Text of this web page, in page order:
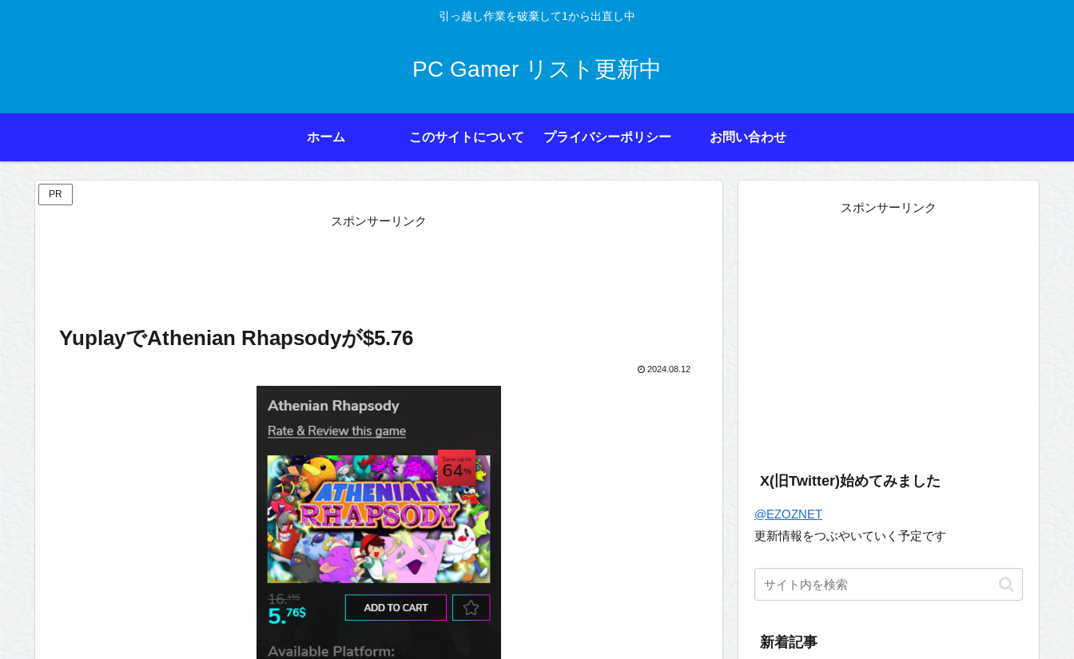
引っ越し作業を破棄して1から出直し中
PC Gamer リスト更新中
ホーム このサイトについて プライバシーポリシー お問い合わせ
PR
スポンサーリンク
YuplayでAthenian Rhapsodyが$5.76
2024.08.12
スポンサーリンク
X(旧Twitter)始めてみました
@EZOZNET
更新情報をつぶやいていく予定です
新着記事